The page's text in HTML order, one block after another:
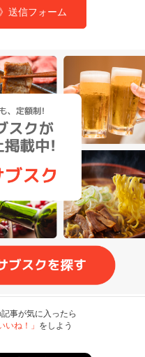
送信フォーム
記事が気に入ったら
いね！」 をしよう